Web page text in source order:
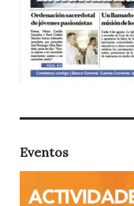
Eventos